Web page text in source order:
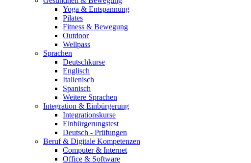
Yoga & Entspannung
Pilates
Fitness & Bewegung
Outdoor
Wellpass
Sprachen
Deutschkurse
Englisch
Italienisch
Spanisch
Weitere Sprachen
Integration & Einbürgerung
Integrationskurse
Einbürgerungstest
Deutsch - Prüfungen
Beruf & Digitale Kompetenzen
Computer & Internet
Office & Software